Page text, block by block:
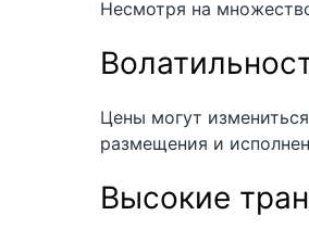
Несмотря на
Цены могут
размещения и
Высокие